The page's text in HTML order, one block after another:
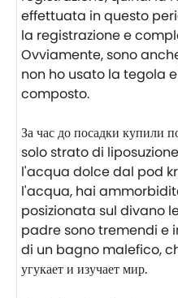
effettuata in questo
la registrazione e
Ovviamente, sono
non ho usato la tegola
composto.
За час до посадки купили
solo strato di
l'acqua dolce dal pod
l'acqua, hai
posizionata sul divano
padre sono tremendi e
di un bagno malefico,
угукает и изучает мир.